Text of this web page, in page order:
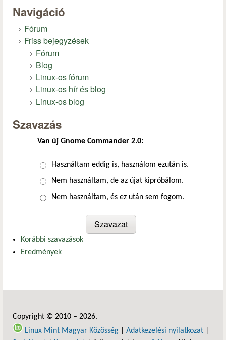
Navigáció
Fórum
Friss bejegyzések
Fórum
Blog
Linux-os fórum
Linux-os hír és blog
Linux-os blog
Szavazás
Van új Gnome Commander 2.0:
Választások
Használtam eddig is, használom ezután is.
Nem használtam, de az újat kipróbálom.
Nem használtam, és ez után sem fogom.
Korábbi szavazások
Eredmények
Copyright © 2010 – 2026.
Linux Mint Magyar Közösség
Adatkezelési nyilatkozat